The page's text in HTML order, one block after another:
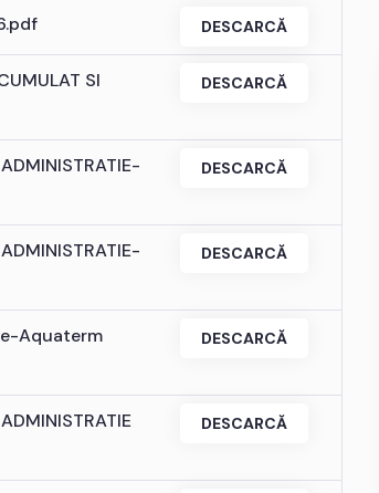
DESCARCĂ
SI
DESCARCĂ
DESCARCĂ
DESCARCĂ
Aquaterm
DESCARCĂ
DESCARCĂ